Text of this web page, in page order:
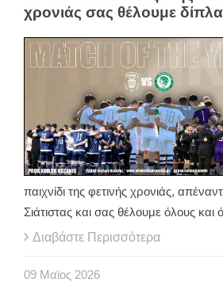
χρονιάς σας θέλουμε
παιχνίδι της φετινής χρονιάς,
Σιάτιστας και σας θέλουμε όλους και
Διαβάστε Περισσότερα
09 Μαϊος 2026